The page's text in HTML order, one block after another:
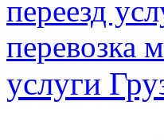
переезд
перевозка
услуги